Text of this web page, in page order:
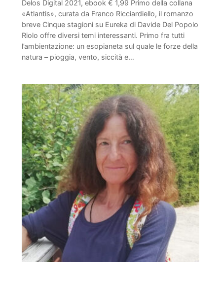
Delos Digital 2021, ebook € 1,99 Primo della collana
«Atlantis», curata da Franco Ricciardiello, il romanzo
breve Cinque stagioni su Eureka di Davide Del Popolo
Riolo offre diversi temi interessanti. Primo fra tutti
l’ambientazione: un esopianeta sul quale le forze della
natura – pioggia, vento, siccità e…